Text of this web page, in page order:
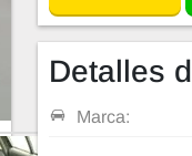
Detalles
Marca: